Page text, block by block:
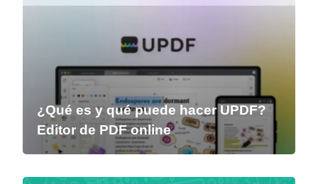
¿Qué es y qué puede hacer UPDF?
Editor de PDF online